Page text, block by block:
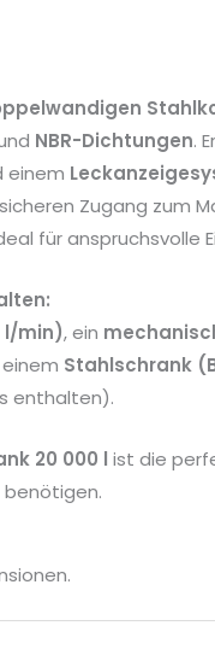
NBR-Dichtungen.
einem
Zugang zum
für anspruchsvolle
l/min), ein
Stahlschrank
enthalten).
20 000 l ist die
benötigen.